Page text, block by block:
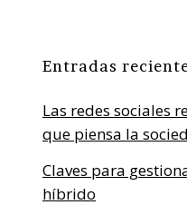
Entradas
Las redes sociales
que piensa la
Claves para
híbrido